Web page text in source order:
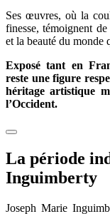
Ses œuvres, où la
finesse, témoignent
et la beauté du monde
Exposé tant en
reste une figure
héritage artistique
l’Occident.
La période
Inguimberty
Joseph Marie